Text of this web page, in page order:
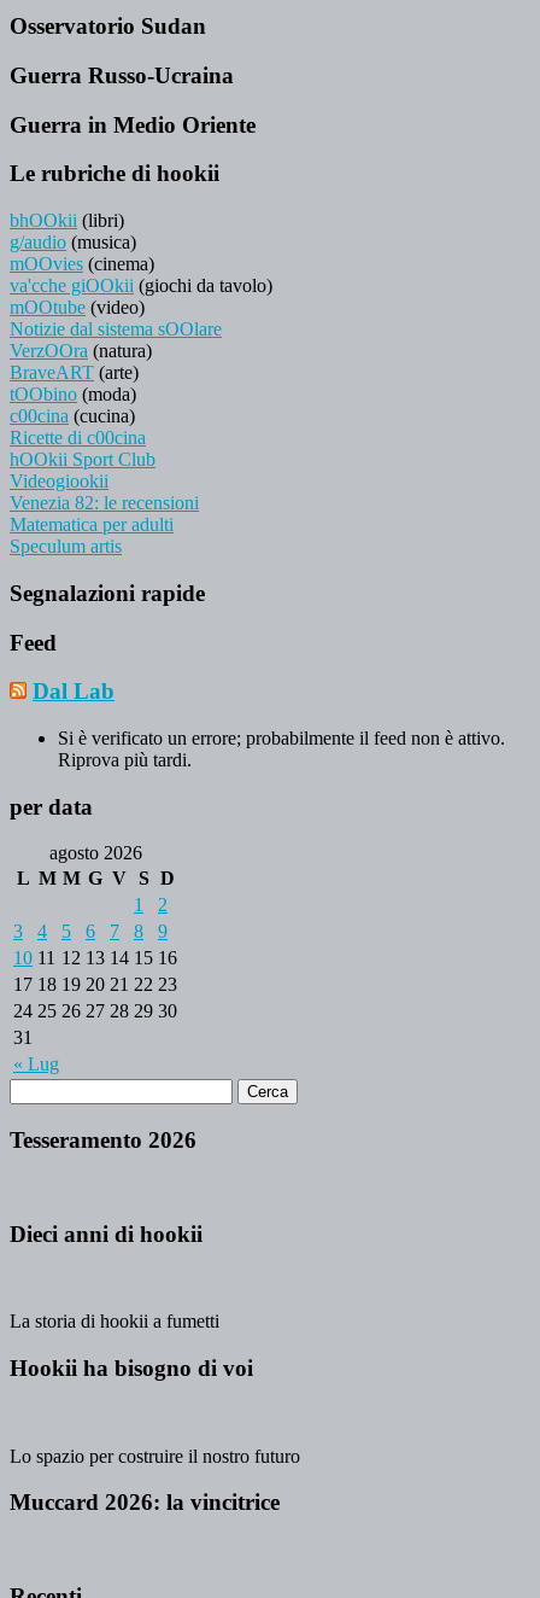
Osservatorio Sudan
Guerra Russo-Ucraina
Guerra in Medio Oriente
Le rubriche di hookii
bhOOkii (libri)
g/audio (musica)
mOOvies (cinema)
va'cche giOOkii (giochi da tavolo)
mOOtube (video)
Notizie dal sistema sOOlare
VerzOOra (natura)
BraveART (arte)
tOObino (moda)
c00cina (cucina)
Ricette di c00cina
hOOkii Sport Club
Videogiookii
Venezia 82: le recensioni
Matematica per adulti
Speculum artis
Segnalazioni rapide
Feed
Dal Lab
Si è verificato un errore; probabilmente il feed non è attivo.
Riprova più tardi.
per data
agosto 2026
L M M G V S D
« Lug
1
2
3
4 5 6 7 8
9
10 11 12 13 14 15 16
17 18 19 20 21 22 23
24 25 26 27 28 29 30
31
Tesseramento 2026
Dieci anni di hookii
La storia di hookii a fumetti
Hookii ha bisogno di voi
Lo spazio per costruire il nostro futuro
Muccard 2026: la vincitrice